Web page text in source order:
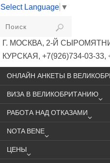
Select Language ▼
VIKIVISA
Г. МОСКВА, 2-Й
КУРСКАЯ, +7(926)734-03-33,
VISA@VIKIVISA.RU
ОНЛАЙН АНКЕТЫ В
ВИЗА В ВЕЛИКОБРИТАНИЮ
РАБОТА НАД ОТКАЗАМИ
NOTA BENE
ЦЕНЫ